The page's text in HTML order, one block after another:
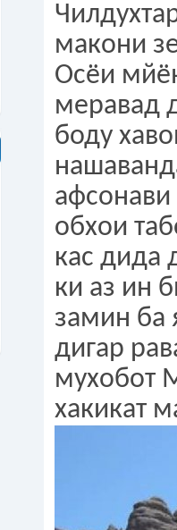
макони
Осёи
меравад
боду
обхои
кас дида
ки аз ин
замин ба
дигар
мухобот
хакикат